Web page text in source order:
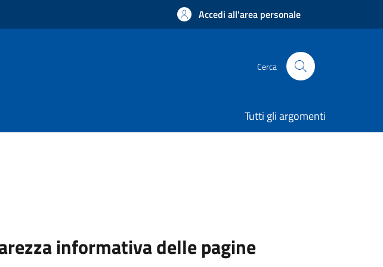
Accedi all'area personale
Cerca
Tutti gli argomenti
informativa delle pagine